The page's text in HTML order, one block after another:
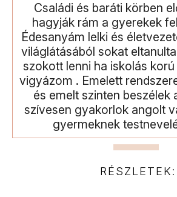
Családi és baráti körben
hagyják rám a gyerekek
Édesanyám lelki és
világlátásából sokat
szokott lenni ha iskolás
vigyázom . Emelett
és emelt szinten beszélek
szívesen gyakorlok angolt
gyermeknek
RÉSZLETEK: